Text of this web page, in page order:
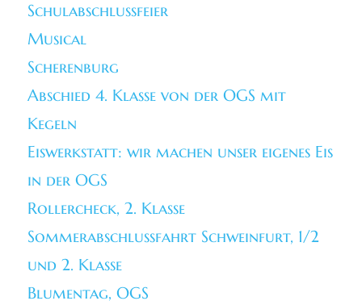
Schulabschlussfeier
Musical
Scherenburg
Abschied 4. Klasse von der OGS mit
Kegeln
Eiswerkstatt: wir machen unser eigenes Eis
in der OGS
Rollercheck, 2. Klasse
Sommerabschlussfahrt Schweinfurt, 1/2
und 2. Klasse
Blumentag, OGS